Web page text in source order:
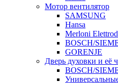
Мотор вентилятор
SAMSUNG
Hansa
Merloni
BOSCH/
GORENJE
Дверь духовки и её
BOSCH/